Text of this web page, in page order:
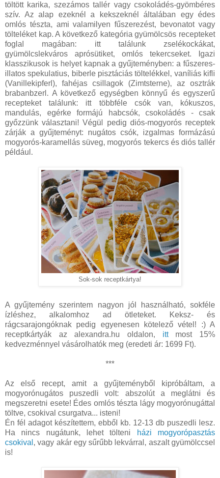
töltött karika, szezámos tallér vagy csokoládés-gyömbéres
szív. Az alap ezeknél a kekszeknél általában egy édes
omlós tészta, ami valamilyen fűszerezést, bevonatot vagy
tölteléket kap. A következő kategória gyümölcsös recepteket
foglal magában: itt találunk zselékockákat,
gyümölcslekváros aprósütiket, omlós tekercseket. Igazi
klasszikusok is helyet kapnak a gyűjteményben: a fűszeres-
illatos spekulatius, biberle pisztáciás töltelékkel, vaníliás kifli
(Vanillekipferl), fahéjas csillagok (Zimtsterne), az osztrák
brabanbzerl. A következő egységben könnyű és egyszerű
recepteket találunk: itt többféle csók van, kókuszos,
mandulás, egérke formájú habcsók, csokoládés - csak
győzzünk választani! Végül pedig diós-mogyorós receptek
zárják a gyűjteményt: nugátos csók, izgalmas formázású
mogyorós-karamellás süveg, mogyorós tekercs és diós tallér
például.
Sok-sok receptkártya!
A gyűjtemény szerintem nagyon jól használható, sokféle
ízléshez, alkalomhoz ad ötleteket. Keksz- és
rágcsarajongóknak pedig egyenesen kötelező vétel! :) A
receptkártyák az alexandra.hu oldalon, ittmost 15%
kedvezménnyel vásárolhatók meg (eredeti ár: 1699 Ft).
***
Az első recept, amit a gyűjteményből kipróbáltam, a
mogyorónugátos puszedli volt: abszolút a meglátni és
megszeretni esete! Édes omlós tészta lágy mogyorónugáttal
töltve, csokival csurgatva... isteni!
Én fél adagot készítettem, ebből kb. 12-13 db puszedli lesz.
Ha nincs nugátunk, lehet tölteni
házi mogyorópasztás
csokival , vagy akár egy sűrűbb lekvárral, aszalt gyümölccsel
is!